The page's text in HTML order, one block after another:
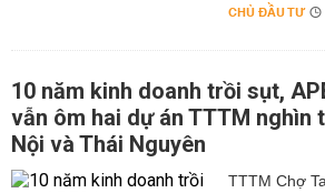
CHỦ ĐẦU TƯ
10 năm kinh doanh trồi sụt,
vẫn ôm hai dự án TTTM nghìn
Nội và Thái Nguyên
TTTM Chợ